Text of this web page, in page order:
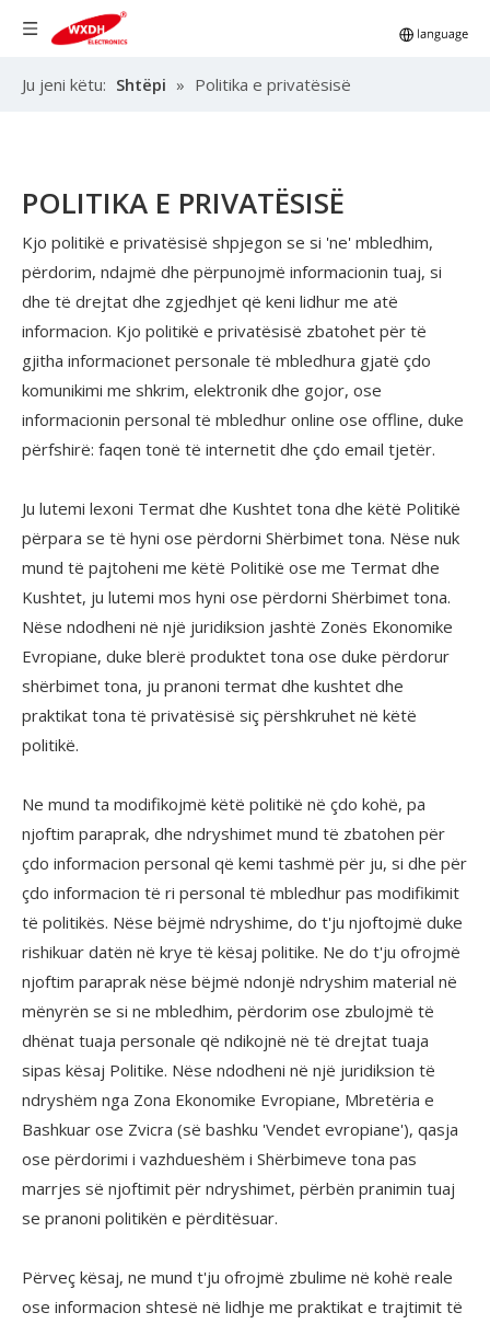
Ju jeni këtu: Shtëpi » Politika e privatësisë
POLITIKA E PRIVATËSISË
Kjo politikë e privatësisë shpjegon se si 'ne' mbledhim,
përdorim, ndajmë dhe përpunojmë informacionin tuaj, si
dhe të drejtat dhe zgjedhjet që keni lidhur me atë
informacion. Kjo politikë e privatësisë zbatohet për të
gjitha informacionet personale të mbledhura gjatë çdo
komunikimi me shkrim, elektronik dhe gojor, ose
informacionin personal të mbledhur online ose offline, duke
përfshirë: faqen tonë të internetit dhe çdo email tjetër.
Ju lutemi lexoni Termat dhe Kushtet tona dhe këtë Politikë
përpara se të hyni ose përdorni Shërbimet tona. Nëse nuk
mund të pajtoheni me këtë Politikë ose me Termat dhe
Kushtet, ju lutemi mos hyni ose përdorni Shërbimet tona.
Nëse ndodheni në një juridiksion jashtë Zonës Ekonomike
Evropiane, duke blerë produktet tona ose duke përdorur
shërbimet tona, ju pranoni termat dhe kushtet dhe
praktikat tona të privatësisë siç përshkruhet në këtë
politikë.
Ne mund ta modifikojmë këtë politikë në çdo kohë, pa
njoftim paraprak, dhe ndryshimet mund të zbatohen për
çdo informacion personal që kemi tashmë për ju, si dhe për
çdo informacion të ri personal të mbledhur pas modifikimit
të politikës. Nëse bëjmë ndryshime, do t'ju njoftojmë duke
rishikuar datën në krye të kësaj politike. Ne do t'ju ofrojmë
njoftim paraprak nëse bëjmë ndonjë ndryshim material në
mënyrën se si ne mbledhim, përdorim ose zbulojmë të
dhënat tuaja personale që ndikojnë në të drejtat tuaja
sipas kësaj Politike. Nëse ndodheni në një juridiksion të
ndryshëm nga Zona Ekonomike Evropiane, Mbretëria e
Bashkuar ose Zvicra (së bashku 'Vendet evropiane'), qasja
ose përdorimi i vazhdueshëm i Shërbimeve tona pas
marrjes së njoftimit për ndryshimet, përbën pranimin tuaj
se pranoni politikën e përditësuar.
Përveç kësaj, ne mund t'ju ofrojmë zbulime në kohë reale
ose informacion shtesë në lidhje me praktikat e trajtimit të